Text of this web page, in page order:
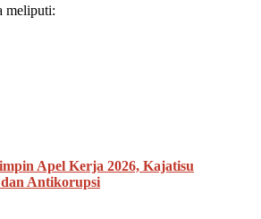
meliputi:
Apel Kerja 2026, Kajatisu
Antikorupsi